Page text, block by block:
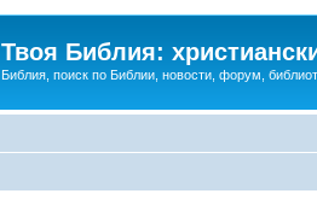
Твоя Библия:
Библия, поиск по Библии, новости, форум,